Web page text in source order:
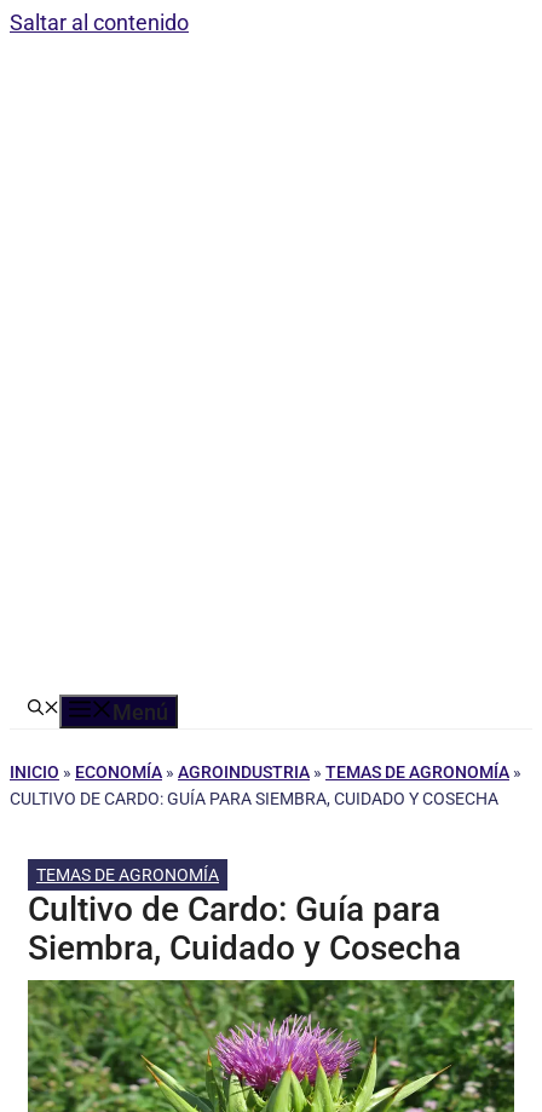
Saltar al contenido
Menú
INICIO » ECONOMÍA » AGROINDUSTRIA » TEMAS DE AGRONOMÍA »
CULTIVO DE CARDO: GUÍA PARA SIEMBRA, CUIDADO Y COSECHA
TEMAS DE AGRONOMÍA
Cultivo de Cardo: Guía para
Siembra, Cuidado y Cosecha